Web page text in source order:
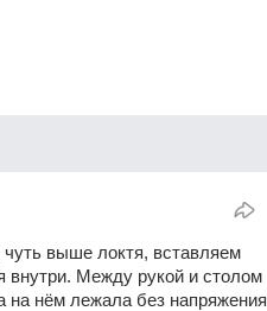
выше локтя, вставляем
внутри. Между рукой и столом
на нём лежала без напряжения